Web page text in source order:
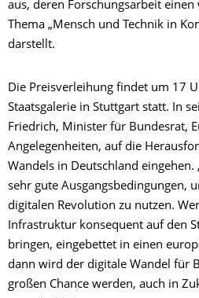
aus, deren Forschungsarbeit
Thema „Mensch und Technik in
darstellt.
Die Preisverleihung findet um 17
Staatsgalerie in Stuttgart statt. In
Friedrich, Minister für Bundesrat,
Angelegenheiten, auf die
Wandels in Deutschland
sehr gute Ausgangsbedingungen,
digitalen Revolution zu nutzen.
Infrastruktur konsequent auf den
bringen, eingebettet in einen
dann wird der digitale Wandel für
großen Chance werden, auch in